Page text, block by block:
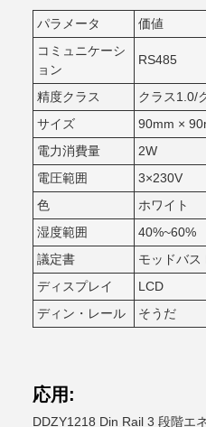
パラメータ
価値
コミュニケーシ
ョン
RS485
精度クラス
クラス1.0/
サイズ
90mm ×
電力消費量
2W
電圧範囲
3×230V
色
ホワイト
湿度範囲
40%~60%
議定書
モッドバス
ディスプレイ
LCD
ディン・レール
そうだ
応用:
DDZY1218 Din Rail 3 段階エ